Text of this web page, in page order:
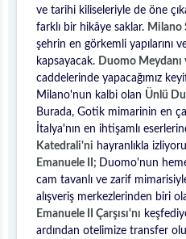
ve tarihi kiliseleriyle de öne
farklı bir hikâye saklar. Milano
şehrin en görkemli yapılarını
kapsayacak. Duomo Meydanı
caddelerinde yapacağımız
Milano'nun kalbi olan Ünlü
Burada, Gotik mimarinin en
İtalya'nın en ihtişamlı
Katedrali'ni hayranlıkla
Emanuele II; Duomo'nun
cam tavanlı ve zarif
alışveriş merkezlerinden biri
Emanuele II Çarşısı'nı
ardından otelimize transfer